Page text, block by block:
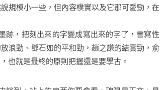
規模小一些，但內容樸實以及它那可愛勁，在
，把刻出來的字變成寫出來的字了，書寫性
浪勁、鄧石如的平和勁，趙之謙的結實勁，俞
也就是最終的原則把握還是要學古。